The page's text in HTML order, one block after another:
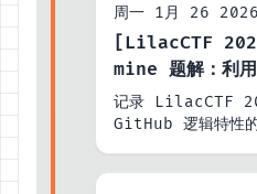
周一 1月 26 2026
[LilacCTF
mine 题解：利
发件人
记录 LilacCTF
GitHub 逻辑特性